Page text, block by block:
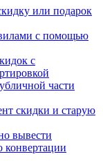
или подарок
с помощью
с
части
скидки и старую
вывести
конвертации